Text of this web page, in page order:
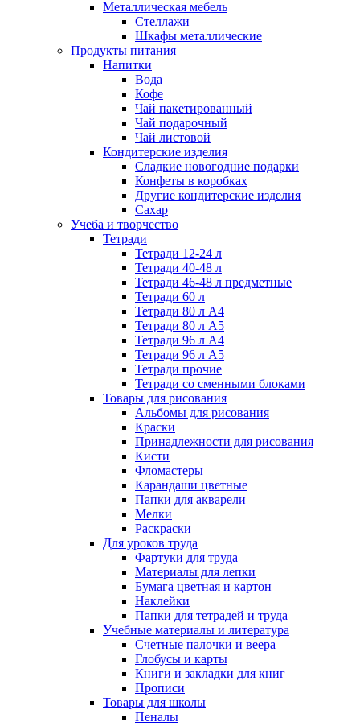
Металлическая мебель
Стеллажи
Шкафы металлические
Продукты питания
Напитки
Вода
Кофе
Чай пакетированный
Чай подарочный
Чай листовой
Кондитерские изделия
Сладкие новогодние подарки
Конфеты в коробках
Другие кондитерские изделия
Сахар
Учеба и творчество
Тетради
Тетради 12-24 л
Тетради 40-48 л
Тетради 46-48 л предметные
Тетради 60 л
Тетради 80 л А4
Тетради 80 л А5
Тетради 96 л А4
Тетради 96 л А5
Тетради прочие
Тетради со сменными блоками
Товары для рисования
Альбомы для рисования
Краски
Принадлежности для рисования
Кисти
Фломастеры
Карандаши цветные
Папки для акварели
Мелки
Раскраски
Для уроков труда
Фартуки для труда
Материалы для лепки
Бумага цветная и картон
Наклейки
Папки для тетрадей и труда
Учебные материалы и литература
Счетные палочки и веера
Глобусы и карты
Книги и закладки для книг
Прописи
Товары для школы
Пеналы